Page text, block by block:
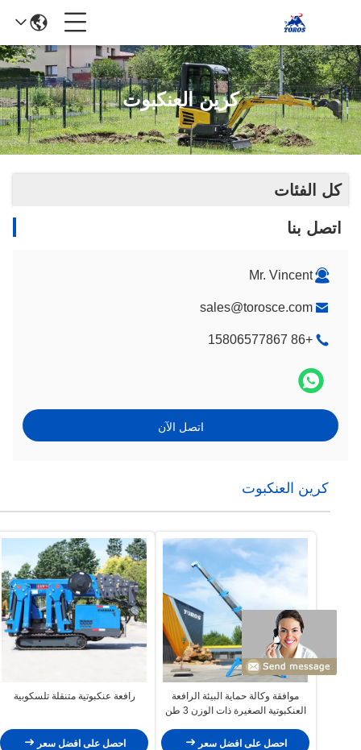
كرين العنكبوت
كل الفئات
اتصل بنا
Mr. Vincent
sales@torosce.com
+86 15806577867
اتصل الآن
كرين العنكبوت
موافقة وكالة حماية البيئة الرافعة
العنكبوتية الصغيرة ذات الوزن 3 طن
احصل على افضل سعر
رافعة عنكبوتية متنقلة تلسكوبية
احصل على افضل سعر